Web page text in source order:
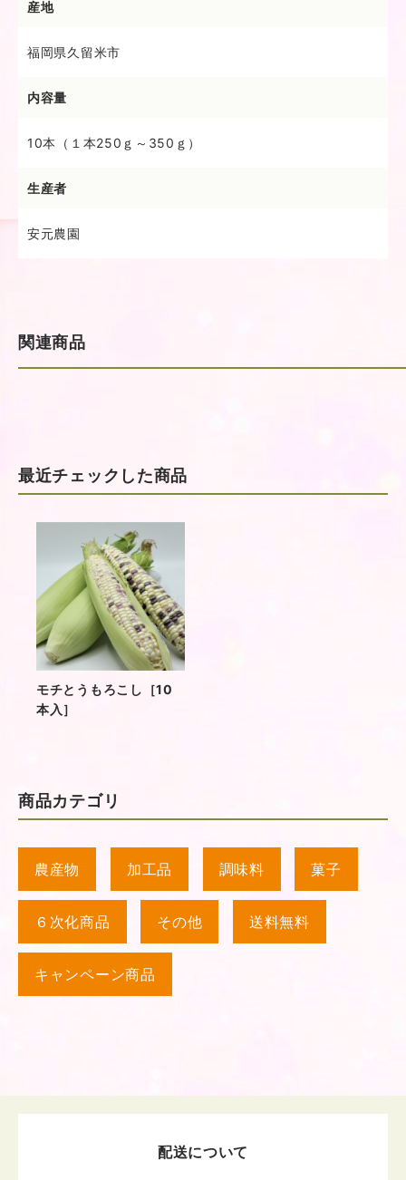
産地
福岡県久留米市
内容量
10本（１本250ｇ～350ｇ）
生産者
安元農園
最近チェックした商品
モチとうもろこし［10
本入］
商品カテゴリ
農産物 加工品 調味料 菓子
６次化商品 その他 送料無料
キャンペーン商品
配送について